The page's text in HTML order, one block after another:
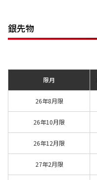
銀先物
限月
26年8月限
26年10月限
26年12月限
27年2月限